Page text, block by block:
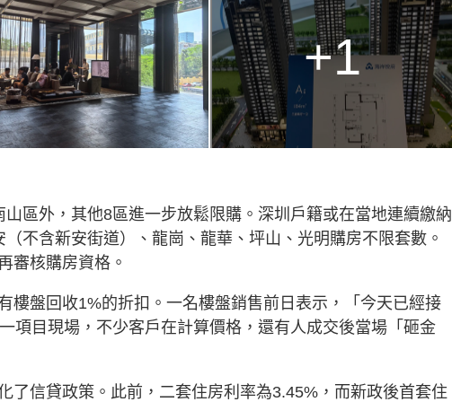
+1
區外，其他8區進一步放鬆限購。深圳戶籍或在當地連續繳納
不含新安街道）、龍崗、龍華、坪山、光明購房不限套數。
審核購房資格。
樓盤回收1%的折扣。一名樓盤銷售前日表示，「今天已經接
項目現場，不少客戶在計算價格，還有人成交後當場「砸金
了信貸政策。此前，二套住房利率為3.45%，而新政後首套住